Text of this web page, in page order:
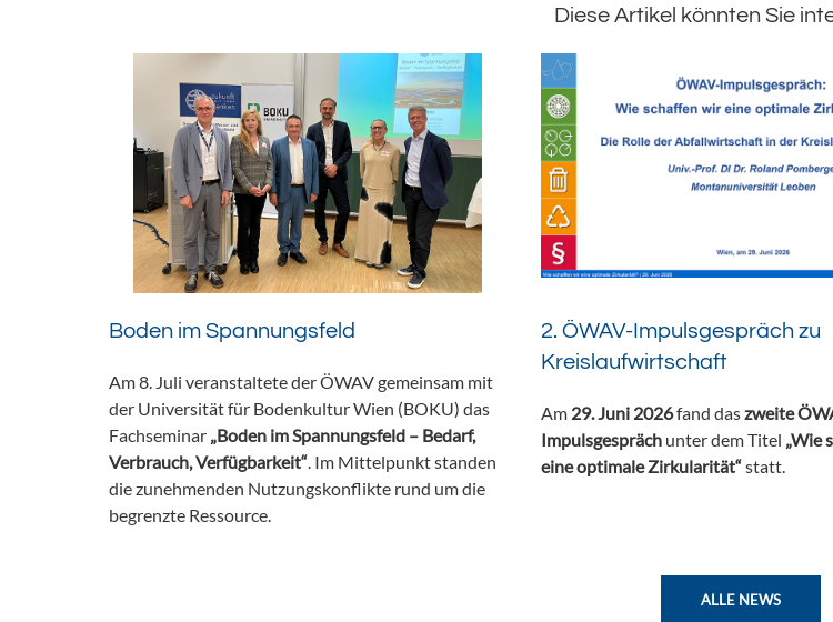
Diese Artikel könnten Sie
Boden im Spannungsfeld
Am 8. Juli veranstaltete der ÖWAV gemeinsam mit
der Universität für Bodenkultur Wien (BOKU) das
Fachseminar „Boden im Spannungsfeld – Bedarf,
Verbrauch, Verfügbarkeit“. Im Mittelpunkt standen
die zunehmenden Nutzungskonflikte rund um die
begrenzte Ressource.
2. ÖWAV-Impulsgespräch zu
Kreislaufwirtschaft
Am 29. Juni 2026fand daszweite
Impulsgespräch unter dem Titel „Wie
eine optimale Zirkularität“statt.
ALLE NEWS